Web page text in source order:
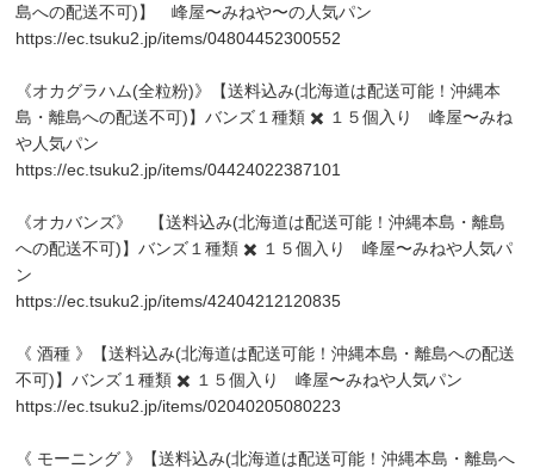
島への配送不可)】 峰屋〜みねや〜の人気パン
https://ec.tsuku2.jp/items/04804452300552
《オカグラハム(全粒粉)》【送料込み(北海道は配送可能！沖縄本
島・離島への配送不可)】バンズ１種類 ✖️ １５個入り 峰屋〜みね
や人気パン
https://ec.tsuku2.jp/items/04424022387101
《オカバンズ》 【送料込み(北海道は配送可能！沖縄本島・離島
への配送不可)】バンズ１種類 ✖️ １５個入り 峰屋〜みねや人気パ
ン
https://ec.tsuku2.jp/items/42404212120835
《 酒種 》【送料込み(北海道は配送可能！沖縄本島・離島への配送
不可)】バンズ１種類 ✖️ １５個入り 峰屋〜みねや人気パン
https://ec.tsuku2.jp/items/02040205080223
《 モーニング 》【送料込み(北海道は配送可能！沖縄本島・離島へ